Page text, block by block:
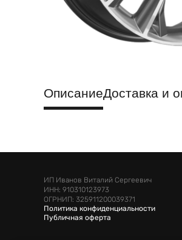
ОписаниеДоставка и
ИП Иванов Виталий Сергеевич
ИНН: 910310123973
ОГРНИП: 325911200039371
Политика конфиденциальности
Публичная оферта